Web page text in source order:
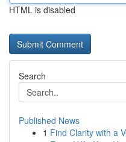
HTML is disabled
Search
Published News
1 Find Clarity with a